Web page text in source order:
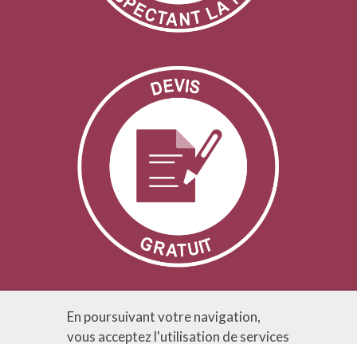
En poursuivant votre navigation,
vous acceptez l'utilisation de services